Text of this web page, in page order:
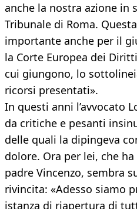
anche la nostra azione in
Tribunale di Roma.
importante anche per il
la Corte Europea dei
cui giungono, lo
ricorsi presentati».
In questi anni l’avvocato
da critiche e pesanti
delle quali la dipingeva
dolore. Ora per lei, che
padre Vincenzo, sembra
rivincita: «Adesso siamo
istanza di riapertura di